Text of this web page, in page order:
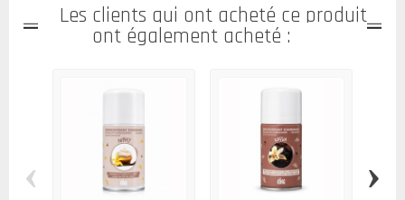
Les clients qui ont acheté ce produit
ont également acheté :
‹ ›